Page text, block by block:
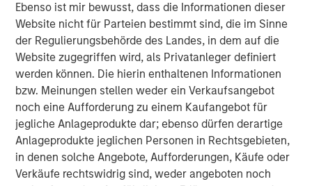
Ebenso ist mir bewusst, dass die Informationen dieser
Website nicht für Parteien bestimmt sind, die im Sinne
der Regulierungsbehörde des Landes, in dem auf die
Website zugegriffen wird, als Privatanleger definiert
werden können. Die hierin enthaltenen Informationen
bzw. Meinungen stellen weder ein Verkaufsangebot
noch eine Aufforderung zu einem Kaufangebot für
jegliche Anlageprodukte dar; ebenso dürfen derartige
Anlageprodukte jeglichen Personen in Rechtsgebieten,
in denen solche Angebote, Aufforderungen, Käufe oder
Verkäufe rechtswidrig sind, weder angeboten noch
decline and may be exposed to steep
losses if share prices rise.”
A Broad Category With A Strategy For Every Risk
Appetite
A range of strategies fall under the general category of
long-short equity(Display 1).In our view, the most
compelling strategy in today’s market environment would
be a low-net or zero-net strategy, otherwise known as
“market neutral.” Compared to other long-short equity
strategies, market neutral strategies tend to exhibit low or